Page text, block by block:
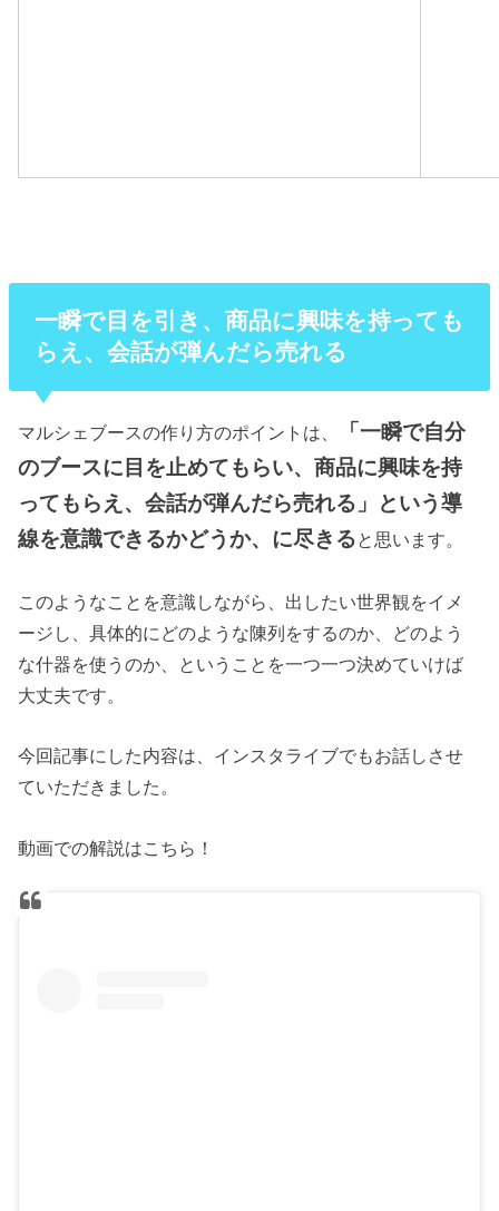
一瞬で目を引き、商品に興味を持っても
らえ、会話が弾んだら売れる
マルシェブースの作り方のポイントは、
「一瞬で自分
のブースに目を止めてもらい、商品に興味を持
ってもらえ、会話が弾んだら売れる」という導
線を意識できるかどうか、に尽きると思います。
このようなことを意識しながら、出したい世界観をイメ
ージし、具体的にどのような陳列をするのか、どのよう
な什器を使うのか、ということを一つ一つ決めていけば
大丈夫です。
今回記事にした内容は、インスタライブでもお話しさせ
ていただきました。
動画での解説はこちら！